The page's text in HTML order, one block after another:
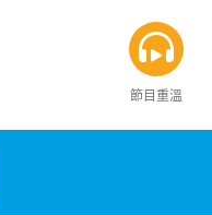
節目重溫